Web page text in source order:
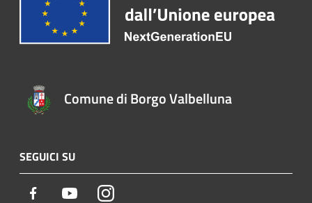
Comune di Borgo Valbelluna
SEGUICI SU
Facebook YoutubeInstagram